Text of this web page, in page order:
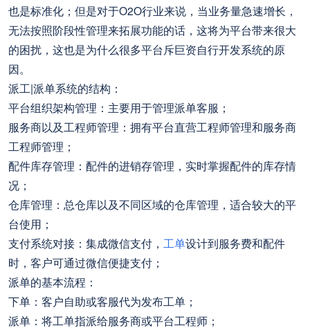
也是标准化；但是对于O2O行业来说，当业务量急速增长，
无法按照阶段性管理来拓展功能的话，这将为平台带来很大
的困扰，这也是为什么很多平台斥巨资自行开发系统的原
因。
派工|派单系统的结构：
平台组织架构管理：主要用于管理派单客服；
服务商以及工程师管理：拥有平台直营工程师管理和服务商
工程师管理；
配件库存管理：配件的进销存管理，实时掌握配件的库存情
况；
仓库管理：总仓库以及不同区域的仓库管理，适合较大的平
台使用；
支付系统对接：集成微信支付，工单设计到服务费和配件
时，客户可通过微信便捷支付；
派单的基本流程：
下单：客户自助或客服代为发布工单；
派单：将工单指派给服务商或平台工程师；